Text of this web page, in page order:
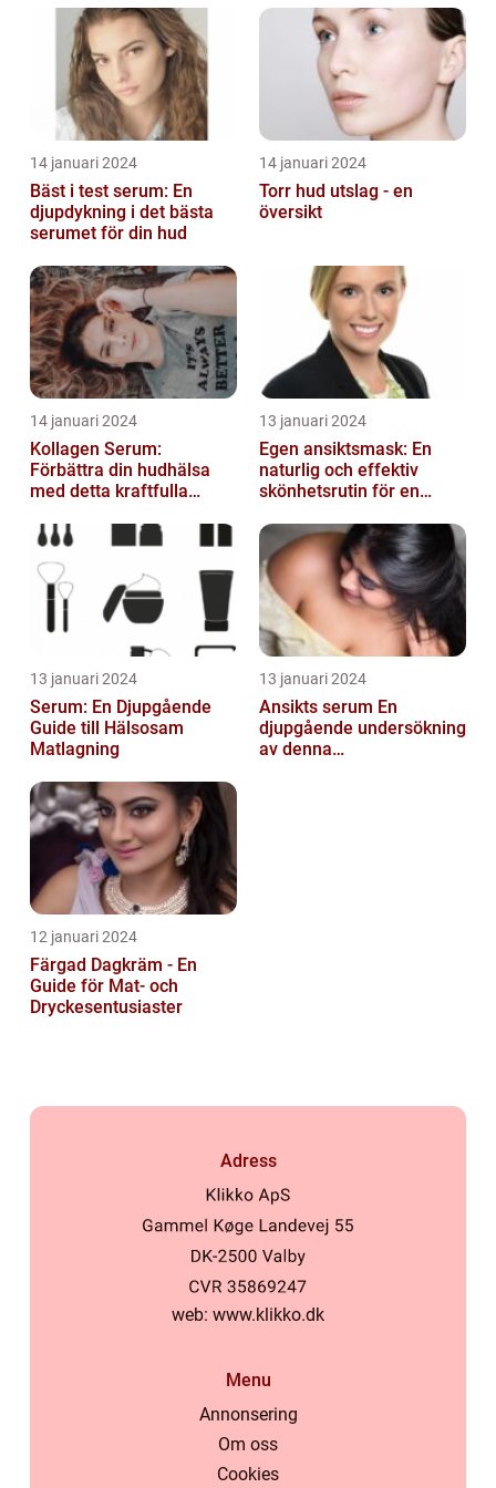
fungerar
14 januari 2024
Bäst i test serum: En
djupdykning i det bästa
serumet för din hud
14 januari 2024
Torr hud utslag - en
översikt
14 januari 2024
Kollagen Serum:
Förbättra din hudhälsa
med detta kraftfulla
13 januari 2024
Egen ansiktsmask: En
naturlig och effektiv
skönhetsrutin för en
13 januari 2024
Serum: En Djupgående
Guide till Hälsosam
Matlagning
13 januari 2024
Ansikts serum En
djupgående undersökning
av denna
12 januari 2024
Färgad Dagkräm - En
Guide för Mat- och
Dryckesentusiaster
Adress
web: www.klikko.dk
Menu
Annonsering
Om oss
Cookies